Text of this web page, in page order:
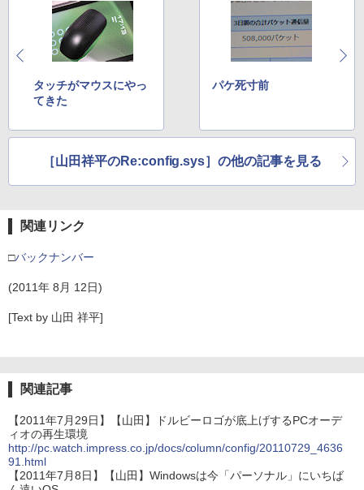
タッチがマウスにやっ
てきた
パケ死寸前
［山田祥平のRe:config.sys］の他の記事を見る
関連リンク
□バックナンバー
(2011年 8月 12日)
[Text by 山田 祥平]
関連記事
【2011年7月29日】【山田】ドルビーロゴが底上げするPCオーデ
ィオの再生環境
http://pc.watch.impress.co.jp/docs/column/config/20110729_4636
91.html
【2011年7月8日】【山田】Windowsは今「パーソナル」にいちば